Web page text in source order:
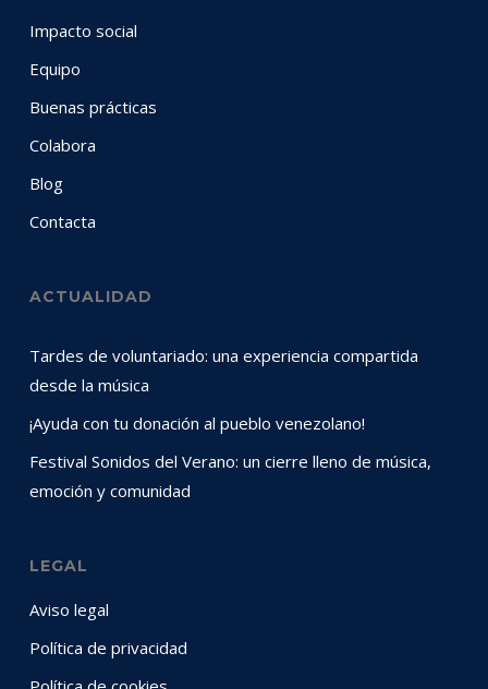
Impacto social
Equipo
Buenas prácticas
Colabora
Blog
Contacta
ACTUALIDAD
Tardes de voluntariado: una experiencia compartida
desde la música
¡Ayuda con tu donación al pueblo venezolano!
Festival Sonidos del Verano: un cierre lleno de música,
emoción y comunidad
LEGAL
Aviso legal
Política de privacidad